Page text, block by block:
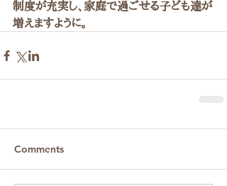
制度が充実し、家庭で過ごせる子ども達が
増えますように。
Comments